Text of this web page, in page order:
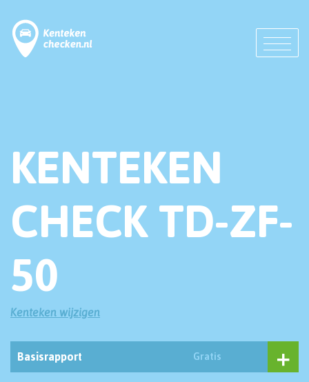
KENTEKEN
CHECK TD-ZF-
50
Kenteken wijzigen
Basisrapport Gratis